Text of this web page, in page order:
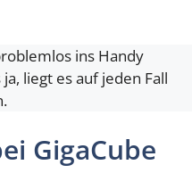
ins Handy
liegt es auf jeden Fall
GigaCube